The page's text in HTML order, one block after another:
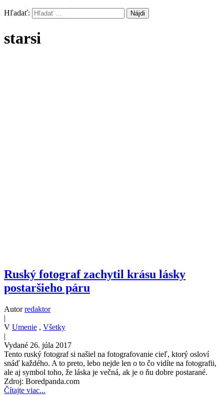
Hľadať:
starsi
Ruský fotograf zachytil krásu lásky
postaršieho páru
Autorredaktor
|
V Umenie , Všetky
|
Vydané 26. júla 2017
Tento ruský fotograf si našiel na fotografovanie cieľ, ktorý osloví
snáď každého. A to preto, lebo nejde len o to čo vidíte na fotografii,
ale aj symbol toho, že láska je večná, ak je o ňu dobre postarané.
Zdroj: Boredpanda.com
Čítajte viac...